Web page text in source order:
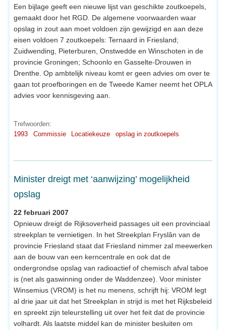
Een bijlage geeft een nieuwe lijst van geschikte zoutkoepels,
gemaakt door het RGD. De algemene voorwaarden waar
opslag in zout aan moet voldoen zijn gewijzigd en aan deze
eisen voldoen 7 zoutkoepels: Ternaard in Friesland;
Zuidwending, Pieterburen, Onstwedde en Winschoten in de
provincie Groningen; Schoonlo en Gasselte-Drouwen in
Drenthe. Op ambtelijk niveau komt er geen advies om over te
gaan tot proefboringen en de Tweede Kamer neemt het OPLA
advies voor kennisgeving aan.
Trefwoorden:
1993
Commissie Locatiekeuze opslag in zoutkoepels
Minister dreigt met ‘aanwijzing’ mogelijkheid
opslag
22 februari 2007
Opnieuw dreigt de Rijksoverheid passages uit een provinciaal
streekplan te vernietigen. In het Streekplan Fryslân van de
provincie Friesland staat dat Friesland nimmer zal meewerken
aan de bouw van een kerncentrale en ook dat de
ondergrondse opslag van radioactief of chemisch afval taboe
is (net als gaswinning onder de Waddenzee). Voor minister
Winsemius (VROM) is het nu menens, schrijft hij: VROM legt
al drie jaar uit dat het Streekplan in strijd is met het Rijksbeleid
en spreekt zijn teleurstelling uit over het feit dat de provincie
volhardt. Als laatste middel kan de minister besluiten om